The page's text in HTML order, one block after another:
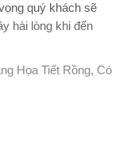
quý khách sẽ
hài lòng khi đến
Họa Tiết Rồng, Có